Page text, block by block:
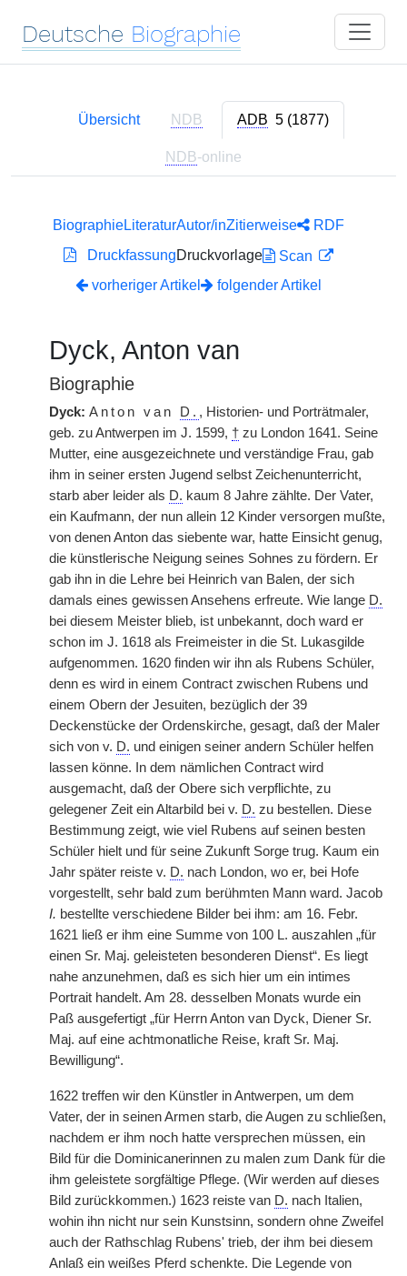
Deutsche Biographie
Übersicht NDB ADB 5 (1877)
NDB-online
BiographieLiteraturAutor/inZitierweise
RDF
DruckfassungDruckvorlage
Scan
vorheriger Artikel
folgender Artikel
Dyck, Anton van
Biographie
Dyck: Anton van D. , Historien- und Porträtmaler,
geb. zu Antwerpen im J. 1599, † zu London 1641. Seine
Mutter, eine ausgezeichnete und verständige Frau, gab
ihm in seiner ersten Jugend selbst Zeichenunterricht,
starb aber leider als D. kaum 8 Jahre zählte. Der Vater,
ein Kaufmann, der nun allein 12 Kinder versorgen mußte,
von denen Anton das siebente war, hatte Einsicht genug,
die künstlerische Neigung seines Sohnes zu fördern. Er
gab ihn in die Lehre bei Heinrich van Balen, der sich
damals eines gewissen Ansehens erfreute. Wie lange D.
bei diesem Meister blieb, ist unbekannt, doch ward er
schon im J. 1618 als Freimeister in die St. Lukasgilde
aufgenommen. 1620 finden wir ihn als Rubens Schüler,
denn es wird in einem Contract zwischen Rubens und
einem Obern der Jesuiten, bezüglich der 39
Deckenstücke der Ordenskirche, gesagt, daß der Maler
sich von v. D. und einigen seiner andern Schüler helfen
lassen könne. In dem nämlichen Contract wird
ausgemacht, daß der Obere sich verpflichte, zu
gelegener Zeit ein Altarbild bei v. D. zu bestellen. Diese
Bestimmung zeigt, wie viel Rubens auf seinen besten
Schüler hielt und für seine Zukunft Sorge trug. Kaum ein
Jahr später reiste v. D. nach London, wo er, bei Hofe
vorgestellt, sehr bald zum berühmten Mann ward. Jacob
I. bestellte verschiedene Bilder bei ihm: am 16. Febr.
1621 ließ er ihm eine Summe von 100 L. auszahlen „für
einen Sr. Maj. geleisteten besonderen Dienst“. Es liegt
nahe anzunehmen, daß es sich hier um ein intimes
Portrait handelt. Am 28. desselben Monats wurde ein
Paß ausgefertigt „für Herrn Anton van Dyck, Diener Sr.
Maj. auf eine achtmonatliche Reise, kraft Sr. Maj.
Bewilligung“.
1622 treffen wir den Künstler in Antwerpen, um dem
Vater, der in seinen Armen starb, die Augen zu schließen,
nachdem er ihm noch hatte versprechen müssen, ein
Bild für die Dominicanerinnen zu malen zum Dank für die
ihm geleistete sorgfältige Pflege. (Wir werden auf dieses
Bild zurückkommen.) 1623 reiste van D. nach Italien,
wohin ihn nicht nur sein Kunstsinn, sondern ohne Zweifel
auch der Rathschlag Rubens' trieb, der ihm bei diesem
Anlaß ein weißes Pferd schenkte. Die Legende von